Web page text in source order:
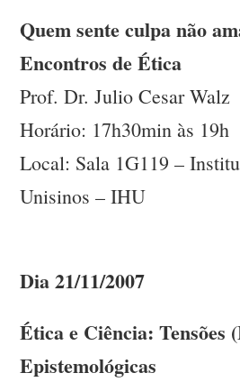
Quem sente culpa não
Encontros de Ética
Prof. Dr. Julio Cesar Walz
Horário: 17h30min às 19h
Local: Sala 1G119 –
Unisinos – IHU
Dia 21/11/2007
Ética e Ciência: Tensões
Epistemológicas